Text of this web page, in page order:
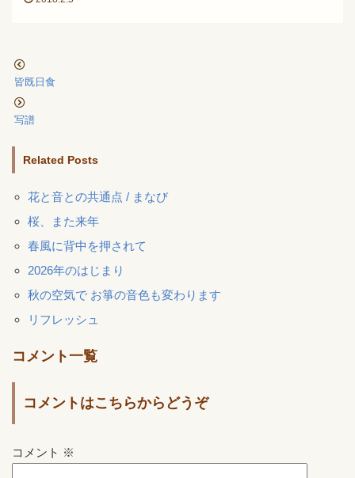
皆既日食
写譜
Related Posts
花と音との共通点 / まなび
桜、また来年
春風に背中を押されて
2026年のはじまり
秋の空気で お箏の音色も変わります
リフレッシュ
コメント一覧
コメントはこちらからどうぞ
コメント ※